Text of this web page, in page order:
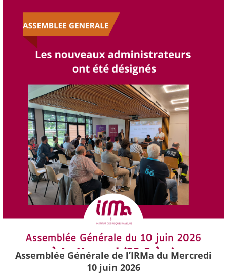
Assemblée Générale de l’IRMa du Mercredi
10 juin 2026